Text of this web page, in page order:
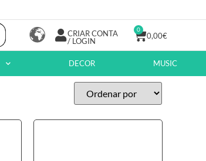
CRIAR CONTA
/ LOGIN
0,00€
0
DECOR MUSIC